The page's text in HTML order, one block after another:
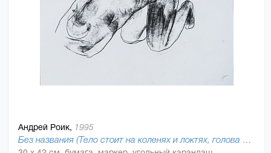
Андрей Роик, 1995
Без названия (Тело стоит на коленях и локтях, голова лежит на руках), 2019